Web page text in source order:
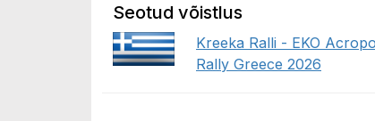
Seotud võistlus
Kreeka Ralli - EKO
Rally Greece 2026